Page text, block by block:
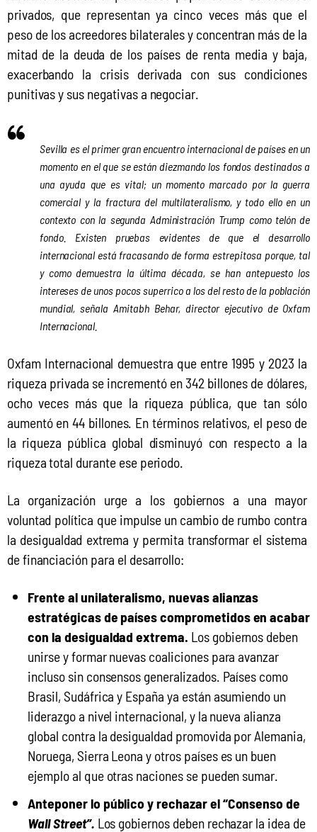
privados, que representan ya cinco veces más que el
peso de los acreedores bilaterales y concentran más de la
mitad de la deuda de los países de renta media y baja,
exacerbando la crisis derivada con sus condiciones
punitivas y sus negativas a negociar.
Sevilla es el primer gran encuentro internacional de países en un
momento en el que se están diezmando los fondos destinados a
una ayuda que es vital; un momento marcado por la guerra
comercial y la fractura del multilateralismo, y todo ello en un
contexto con la segunda Administración Trump como telón de
fondo. Existen pruebas evidentes de que el desarrollo
internacional está fracasando de forma estrepitosa porque, tal
y como demuestra la última década, se han antepuesto los
intereses de unos pocos superrico a los del resto de la población
mundial, señala Amitabh Behar, director ejecutivo de Oxfam
Internacional.
Oxfam Internacional demuestra que entre 1995 y 2023 la
riqueza privada se incrementó en 342 billones de dólares,
ocho veces más que la riqueza pública, que tan sólo
aumentó en 44 billones. En términos relativos, el peso de
la riqueza pública global disminuyó con respecto a la
riqueza total durante ese periodo.
La organización urge a los gobiernos a una mayor
voluntad política que impulse un cambio de rumbo contra
la desigualdad extrema y permita transformar el sistema
de financiación para el desarrollo:
Frente al unilateralismo, nuevas alianzas
estratégicas de países comprometidos en acabar
con la desigualdad extrema. Los gobiernos deben
unirse y formar nuevas coaliciones para avanzar
incluso sin consensos generalizados. Países como
Brasil, Sudáfrica y España ya están asumiendo un
liderazgo a nivel internacional, y la nueva alianza
global contra la desigualdad promovida por Alemania,
Noruega, Sierra Leona y otros países es un buen
ejemplo al que otras naciones se pueden sumar.
Anteponer lo público y rechazar el “Consenso de
Wall Street”. Los gobiernos deben rechazar la idea de